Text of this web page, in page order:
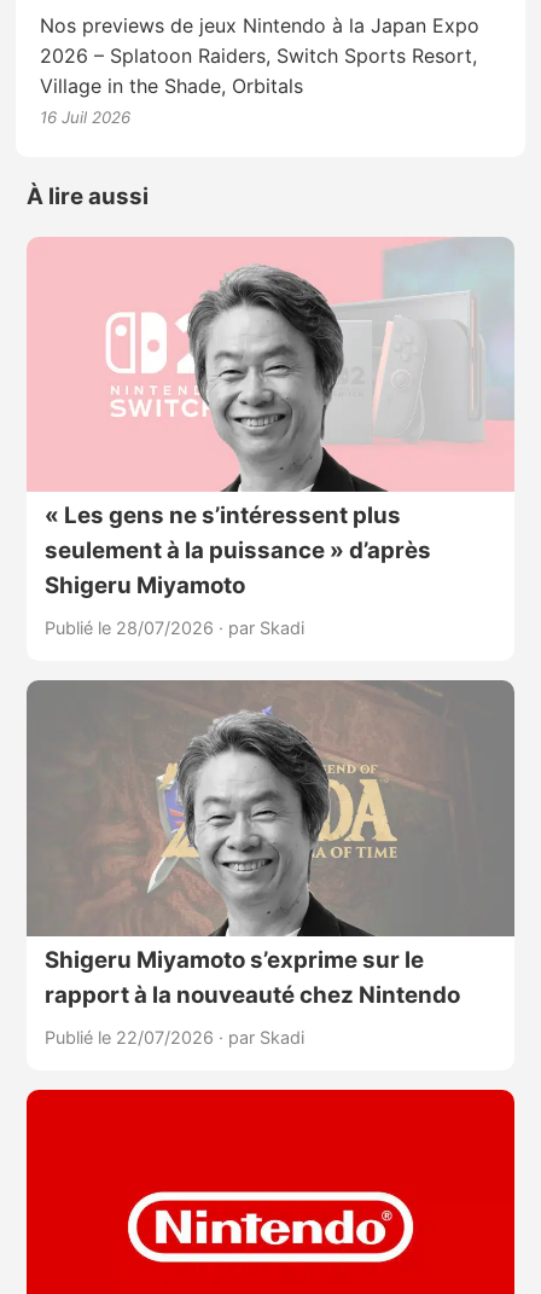
Nos previews de jeux Nintendo à la Japan Expo
2026 – Splatoon Raiders, Switch Sports Resort,
Village in the Shade, Orbitals
16 Juil 2026
À lire aussi
« Les gens ne s’intéressent plus
seulement à la puissance » d’après
Shigeru Miyamoto
Publié le 28/07/2026 · par Skadi
Shigeru Miyamoto s’exprime sur le
rapport à la nouveauté chez Nintendo
Publié le 22/07/2026 · par Skadi